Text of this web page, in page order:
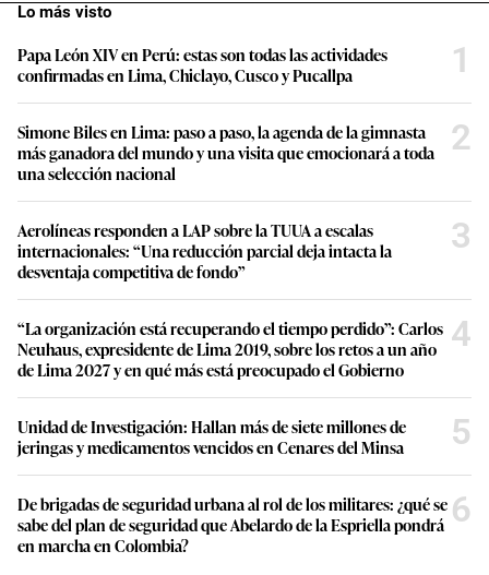
Lo más visto
Papa León XIV en Perú: estas son todas las actividades
confirmadas en Lima, Chiclayo, Cusco y Pucallpa
1
Simone Biles en Lima: paso a paso, la agenda de la gimnasta
más ganadora del mundo y una visita que emocionará a toda
una selección nacional
2
Aerolíneas responden a LAP sobre la TUUA a escalas
internacionales: “Una reducción parcial deja intacta la
desventaja competitiva de fondo”
3
“La organización está recuperando el tiempo perdido”: Carlos
Neuhaus, expresidente de Lima 2019, sobre los retos a un año
de Lima 2027 y en qué más está preocupado el Gobierno
4
Unidad de Investigación: Hallan más de siete millones de
jeringas y medicamentos vencidos en Cenares del Minsa
5
De brigadas de seguridad urbana al rol de los militares: ¿qué se
sabe del plan de seguridad que Abelardo de la Espriella pondrá
en marcha en Colombia?
6